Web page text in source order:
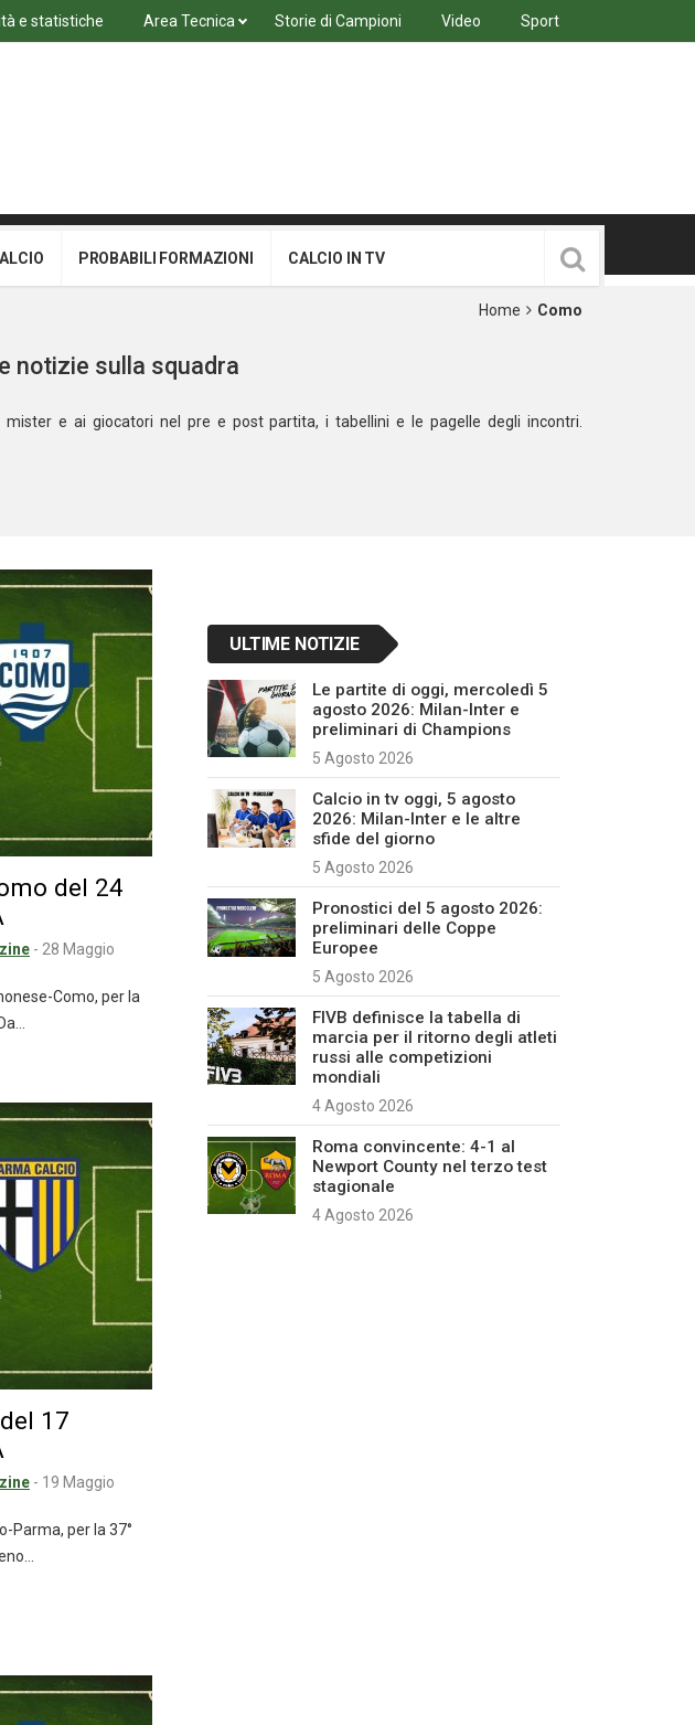
e statistiche Area Tecnica Storie di Campioni Video Sport
PROBABILI FORMAZIONI CALCIO IN TV
Home Como
notizie sulla squadra
e ai giocatori nel pre e post partita, i tabellini e le pagelle degli incontri.
del 24
- 28 Maggio
Como, per la
17
- 19 Maggio
Parma, per la 37°
ULTIME NOTIZIE
Le partite di oggi, mercoledì 5
agosto 2026: Milan-Inter e
preliminari di Champions
5 Agosto 2026
Calcio in tv oggi, 5 agosto
2026: Milan-Inter e le altre
sfide del giorno
5 Agosto 2026
Pronostici del 5 agosto 2026:
preliminari delle Coppe
Europee
5 Agosto 2026
FIVB definisce la tabella di
marcia per il ritorno degli atleti
russi alle competizioni
mondiali
4 Agosto 2026
Roma convincente: 4-1 al
Newport County nel terzo test
stagionale
4 Agosto 2026